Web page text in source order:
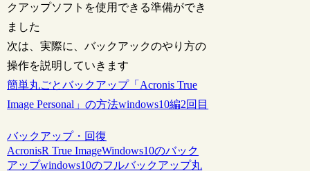
クアップソフトを使用できる準備ができ
ました
次は、実際に、バックアックのやり方の
操作を説明していきます
簡単丸ごとバックアップ「Acronis True
Image Personal」の方法windows10編2回目
バックアップ・回復
AcronisR True ImageWindows10のバック
アップwindows10のフルバックアップ丸